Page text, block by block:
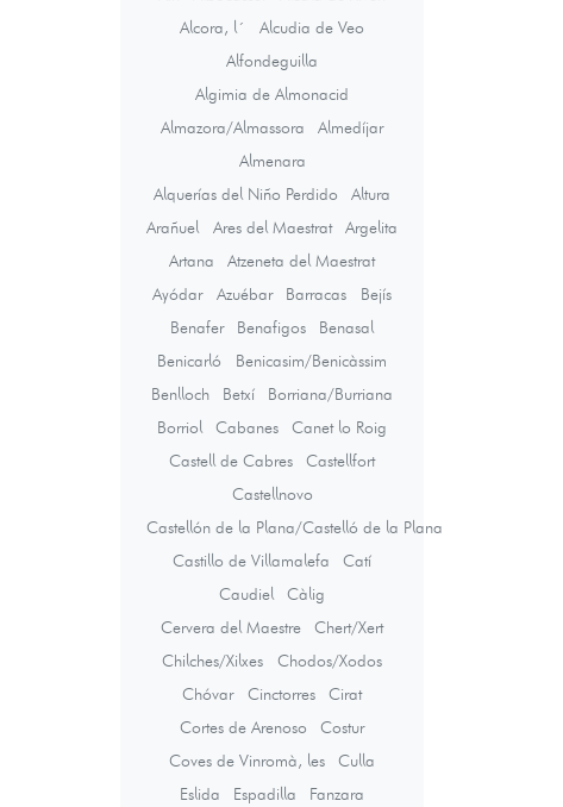
Alcora, l´
Alcudia de Veo
Alfondeguilla
Algimia de Almonacid
Almazora/Almassora
Almedíjar
Almenara
Alquerías del Niño Perdido
Altura
Arañuel
Ares del Maestrat
Argelita
Artana
Atzeneta del Maestrat
Ayódar
Azuébar Barracas
Bejís
Benafer
Benafigos
Benasal
Benicarló
Benicasim/Benicàssim
Benlloch
Betxí
Borriana/Burriana
Borriol
Cabanes
Canet lo Roig
Castell de Cabres
Castellfort
Castellnovo
Castellón de la Plana/Castelló de la Plana
Castillo de Villamalefa
Catí
Caudiel
Càlig
Cervera del Maestre
Chert/Xert
Chilches/Xilxes
Chodos/Xodos
Chóvar
Cinctorres
Cirat
Cortes de Arenoso
Costur
Coves de Vinromà, les
Culla
Eslida
Espadilla
Fanzara